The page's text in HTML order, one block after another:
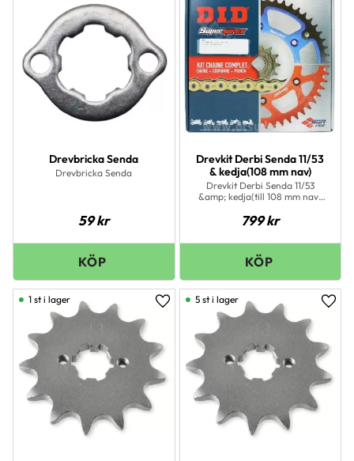
Drevbricka Senda
Drevbricka Senda
59kr
Drevkit Derbi Senda 11/53
& kedja(108 mm nav)
Drevkit Derbi Senda 11/53
&amp; kedja(till 108 mm nav)
på ert gamla bakdrev så att ni
ser att måttet stämmer.
799kr
Lägg till i favoriter
1 st i lager 5 st i lager